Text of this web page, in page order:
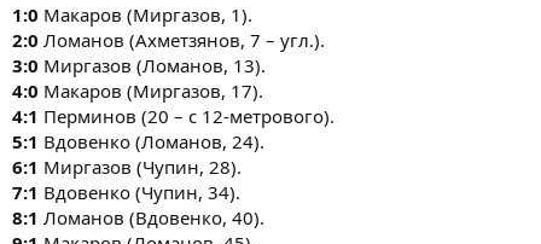
1:0 Макаров (Миргазов, 1).
2:0 Ломанов (Ахметзянов, 7 – угл.).
3:0 Миргазов (Ломанов, 13).
4:0 Макаров (Миргазов, 17).
4:1 Перминов (20 – с 12-метрового).
5:1 Вдовенко (Ломанов, 24).
6:1 Миргазов (Чупин, 28).
7:1 Вдовенко (Чупин, 34).
8:1 Ломанов (Вдовенко, 40).